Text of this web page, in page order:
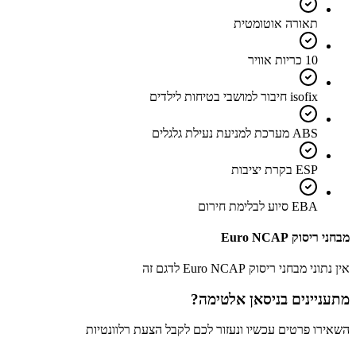
תאורה אוטומטית
10 כריות אוויר
isofix חיבור למושבי בטיחות לילדים
ABS מערכת למניעת נעילת גלגלים
ESP בקרת יציבות
EBA סיוע לבלימת חירום
מבחני ריסוק Euro NCAP
אין נתוני מבחני ריסוק Euro NCAP לדגם זה
מתעניינים בניסאן אלטימה?
השאירו פרטים עכשיו ונעזור לכם לקבל הצעת רלוונטיות